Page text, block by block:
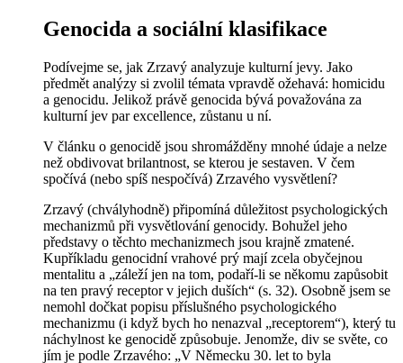
Genocida a sociální klasifikace
Podívejme se, jak Zrzavý analyzuje kulturní jevy. Jako
předmět analýzy si zvolil témata vpravdě ožehavá: homicidu
a genocidu. Jelikož právě genocida bývá považována za
kulturní jev par excellence, zůstanu u ní.
V článku o genocidě jsou shromážděny mnohé údaje a nelze
než obdivovat brilantnost, se kterou je sestaven. V čem
spočívá (nebo spíš nespočívá) Zrzavého vysvětlení?
Zrzavý (chvályhodně) připomíná důležitost psychologických
mechanizmů při vysvětlování genocidy. Bohužel jeho
představy o těchto mechanizmech jsou krajně zmatené.
Kupříkladu genocidní vrahové prý mají zcela obyčejnou
mentalitu a „záleží jen na tom, podaří-li se někomu zapůsobit
na ten pravý receptor v jejich duších“ (s. 32). Osobně jsem se
nemohl dočkat popisu příslušného psychologického
mechanizmu (i když bych ho nenazval „receptorem“), který tu
náchylnost ke genocidě způsobuje. Jenomže, div se světe, co
jím je podle Zrzavého: „V Německu 30. let to byla